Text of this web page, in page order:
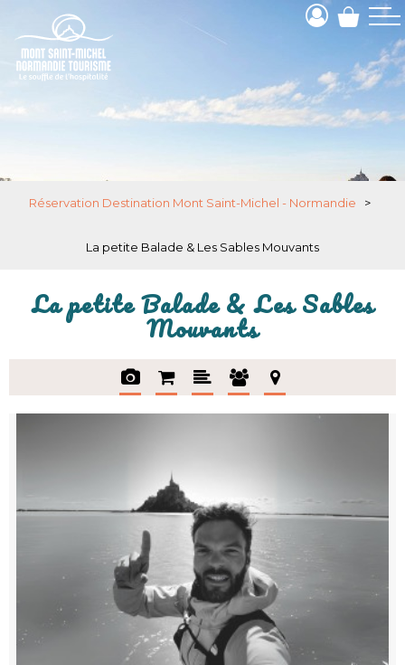
Réservation Destination Mont Saint-Michel - Normandie >
La petite Balade & Les Sables Mouvants
La petite Balade & Les Sables
Mouvants